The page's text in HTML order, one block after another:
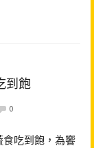
到飽
0
吃到飽，為饗